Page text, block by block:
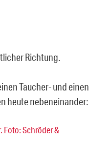
Richtung.
Taucher- und einen
heute nebeneinander: